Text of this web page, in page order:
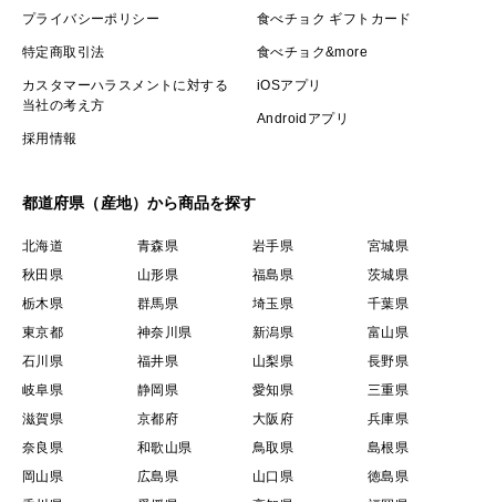
プライバシーポリシー
特定商取引法
カスタマーハラスメントに対する
当社の考え方
採用情報
食べチョク ギフトカード
食べチョク&more
iOSアプリ
Androidアプリ
都道府県（産地）から商品を探す
北海道 青森県 岩手県
宮城県
秋田県
山形県 福島県
茨城県
栃木県
群馬県 埼玉県
千葉県
東京都
神奈川県 新潟県
富山県
石川県
福井県 山梨県
長野県
岐阜県
静岡県 愛知県
三重県
滋賀県
京都府 大阪府
兵庫県
奈良県
和歌山県 鳥取県
島根県
岡山県
広島県 山口県
徳島県